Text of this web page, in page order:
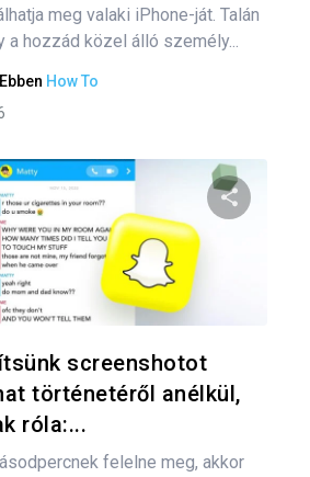
meg valaki iPhone-ját. Talán
a hozzád közel álló személy...
Ebben How To
screenshotot
történetéről anélkül,
róla:...
felelne meg, akkor